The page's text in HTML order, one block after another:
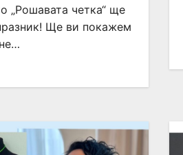
„Рошавата четка“ ще
Ще ви покажем